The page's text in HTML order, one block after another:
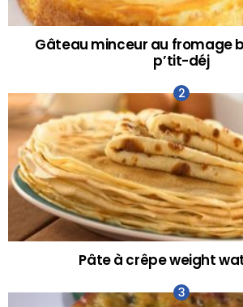
Gâteau minceur au fromage
p’tit-déj
Pâte à crêpe weight